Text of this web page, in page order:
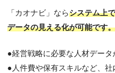
「カオナビ」ならシステム上
データの見える化が可能です。
●経営戦略に必要な人材データ
●人件費や保有スキルなど、